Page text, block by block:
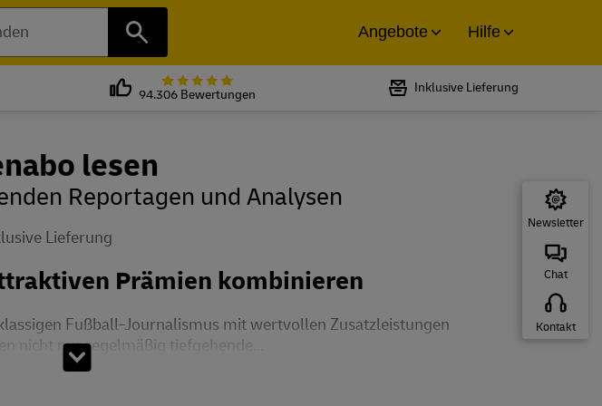
Suchen
Angebote Hilfe
Bewertet mit 5 von 5 Sternen bei
94.306 Bewertungen
Inklusive Lieferung
Newsletter
Chat
Kontakt
lesen
Reportagen und Analysen
Lieferung
Prämien kombinieren
Fußball-Journalismus mit wertvollen Zusatzleistungen
nicht nur regelmäßig tiefgehende...